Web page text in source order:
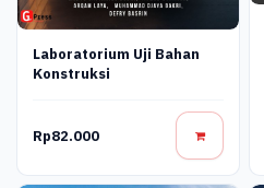
Laboratorium Uji Bahan
Konstruksi
Rp82.000